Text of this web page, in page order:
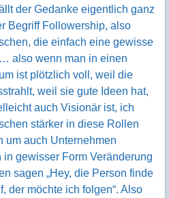
der Gedanke eigentlich ganz
Begriff Followership, also
die einfach eine gewisse
also wenn man in einen
ist plötzlich voll, weil die
weil sie gute Ideen hat,
auch Visionär ist, ich
stärker in diese Rollen
um auch Unternehmen
gewisser Form Veränderung
sagen „Hey, die Person finde
der möchte ich folgen“. Also